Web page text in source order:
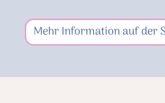
Mehr Information auf der